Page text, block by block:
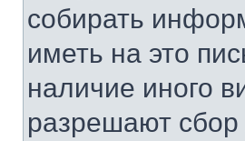
собирать
иметь на это
наличие иного
разрешают